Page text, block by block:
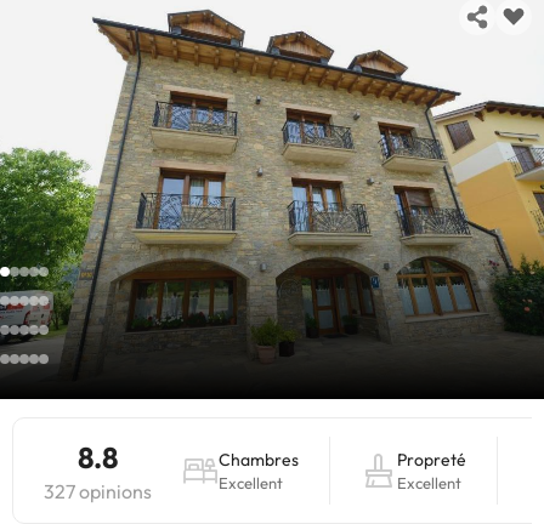
8.8
327 opinions
Chambres
Excellent
Propreté
Excellent